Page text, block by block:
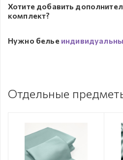
Хотите добавить
комплект?
Нужно белье
Отдельные